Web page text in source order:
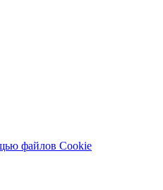
файлов Cookie